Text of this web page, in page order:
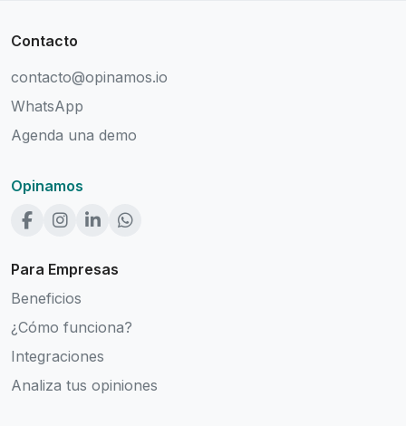
Contacto
contacto@opinamos.io
WhatsApp
Agenda una demo
Opinamos
Para Empresas
Beneficios
¿Cómo funciona?
Integraciones
Analiza tus opiniones